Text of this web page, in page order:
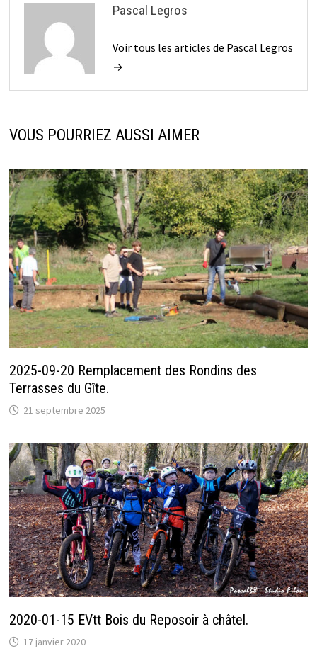
Pascal Legros
Voir tous les articles de Pascal Legros
→
VOUS POURRIEZ AUSSI AIMER
2025-09-20 Remplacement des Rondins des
Terrasses du Gîte.
21 septembre 2025
2020-01-15 EVtt Bois du Reposoir à châtel.
17 janvier 2020